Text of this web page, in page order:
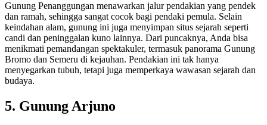
Gunung Penanggungan menawarkan jalur pendakian yang pendek
dan ramah, sehingga sangat cocok bagi pendaki pemula. Selain
keindahan alam, gunung ini juga menyimpan situs sejarah seperti
candi dan peninggalan kuno lainnya. Dari puncaknya, Anda bisa
menikmati pemandangan spektakuler, termasuk panorama Gunung
Bromo dan Semeru di kejauhan. Pendakian ini tak hanya
menyegarkan tubuh, tetapi juga memperkaya wawasan sejarah dan
budaya.
5. Gunung Arjuno